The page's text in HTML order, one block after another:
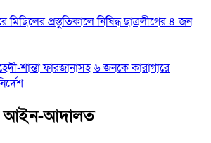
মিছিলের প্রস্তুতিকালে নিষিদ্ধ ছাত্রলীগের ৪ জন
শান্তা ফারজানাসহ ৬ জনকে কারাগারে
আইন-আদালত